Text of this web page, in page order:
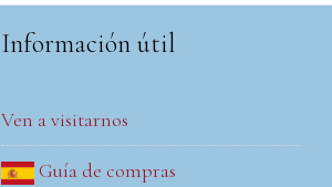
Información útil
Ven a visitarnos
Guía de compras